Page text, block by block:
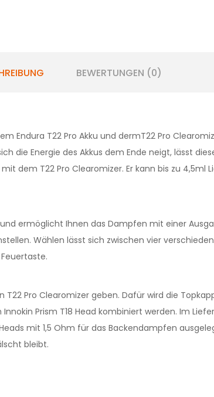
BEWERTUNGEN (0)
Endura T22 Pro Akku und dermT22 Pro
die Energie des Akkus dem Ende neigt, lässt
dem T22 Pro Clearomizer. Er kann bis zu
ermöglicht Ihnen das Dampfen mit einer
Wählen lässt sich zwischen vier
T22 Pro Clearomizer geben. Dafür wird die
Prism T18 Head kombiniert werden. Im
mit 1,5 Ohm für das Backendampfen
bleibt.